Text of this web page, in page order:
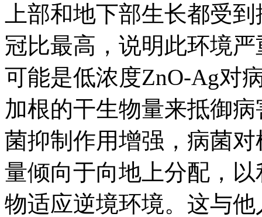
上部和地下部生长都受
冠比最高，说明此环境
可能是低浓度ZnO-Ag对
加根的干生物量来抵御
菌抑制作用增强，病菌
量倾向于向地上分配，
物适应逆境环境。这与